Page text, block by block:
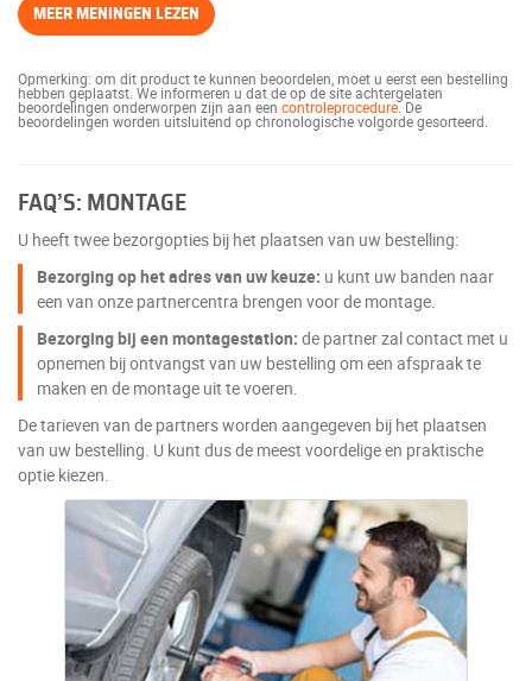
MEER MENINGEN LEZEN
Opmerking: om dit product te kunnen beoordelen, moet u eerst een bestelling
hebben geplaatst. We informeren u dat de op de site achtergelaten
beoordelingen onderworpen zijn aan een controleprocedure. De
beoordelingen worden uitsluitend op chronologische volgorde gesorteerd.
FAQ’S: MONTAGE
U heeft twee bezorgopties bij het plaatsen van uw bestelling:
Bezorging op het adres van uw keuze: u kunt uw banden naar
een van onze partnercentra brengen voor de montage.
Bezorging bij een montagestation: de partner zal contact met u
opnemen bij ontvangst van uw bestelling om een afspraak te
maken en de montage uit te voeren.
De tarieven van de partners worden aangegeven bij het plaatsen
van uw bestelling. U kunt dus de meest voordelige en praktische
optie kiezen.